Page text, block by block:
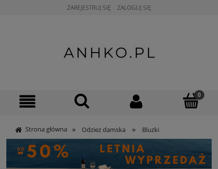
ZAREJESTRUJ SIĘ ZALOGUJ SIĘ
Strona główna » Odzież damska » Bluzki